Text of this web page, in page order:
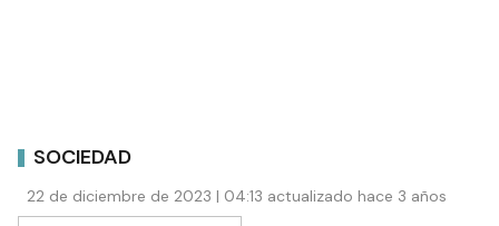
SOCIEDAD
22 de diciembre de 2023 | 04:13 actualizado hace 3 años